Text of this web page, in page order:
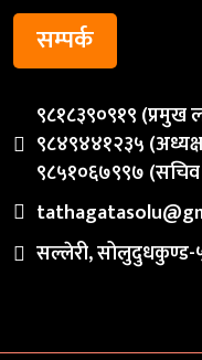
सम्पर्क
९८१८३९०९१९ (प्रमुख
९८४९४४१२३५ (अध्यक्ष
९८५१०६७९९७ (सचिव
सल्लेरी,